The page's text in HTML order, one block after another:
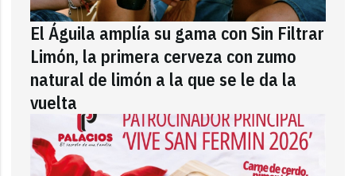
El Águila amplía su gama con Sin Filtrar
Limón, la primera cerveza con zumo
natural de limón a la que se le da la
vuelta